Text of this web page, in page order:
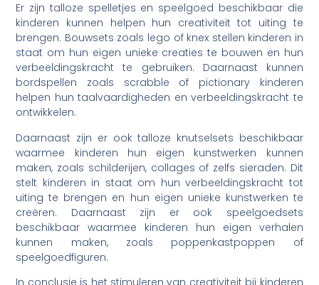
Er zijn talloze spelletjes en speelgoed beschikbaar die
kinderen kunnen helpen hun creativiteit tot uiting te
brengen. Bouwsets zoals lego of knex stellen kinderen in
staat om hun eigen unieke creaties te bouwen en hun
verbeeldingskracht te gebruiken. Daarnaast kunnen
bordspellen zoals scrabble of pictionary kinderen
helpen hun taalvaardigheden en verbeeldingskracht te
ontwikkelen.
Daarnaast zijn er ook talloze knutselsets beschikbaar
waarmee kinderen hun eigen kunstwerken kunnen
maken, zoals schilderijen, collages of zelfs sieraden. Dit
stelt kinderen in staat om hun verbeeldingskracht tot
uiting te brengen en hun eigen unieke kunstwerken te
creëren. Daarnaast zijn er ook speelgoedsets
beschikbaar waarmee kinderen hun eigen verhalen
kunnen maken, zoals poppenkastpoppen of
speelgoedfiguren.